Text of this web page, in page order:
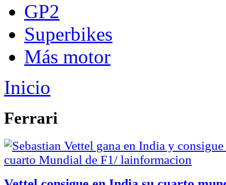
GP2
Superbikes
Más motor
Inicio
Ferrari